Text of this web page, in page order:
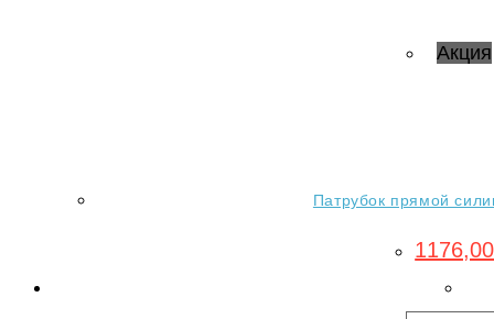
Акция
Патрубок прямой